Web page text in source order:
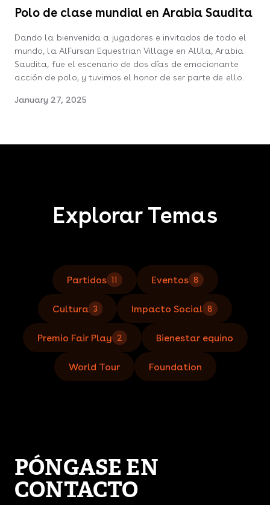
Polo de clase mundial en Arabia Saudita
Dando la bienvenida a jugadores e invitados de todo el
mundo, la AlFursan Equestrian Village en AlUla, Arabia
Saudita, fue el escenario de dos días de emocionante
acción de polo, y tuvimos el honor de ser parte de ello.
January 27, 2025
Explorar Temas
Partidos 11 Eventos 8
Cultura 3 Impacto Social 8
Premio Fair Play 2 Bienestar equino
World Tour Foundation
PÓNGASE EN
CONTACTO